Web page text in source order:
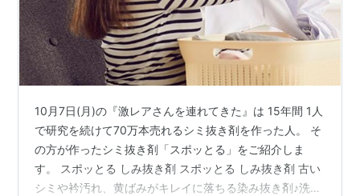
10月7日(月)の『激レアさんを連れてきた』は 15年間 1人
で研究を続けて70万本売れるシミ抜き剤を作った人。 そ
の方が作ったシミ抜き剤「スポッとる」をご紹介しま
す。 スポッとる しみ抜き剤 スポッとる しみ抜き剤 古い
シミや衿汚れ、黄ばみがキレイに落ちる染み抜き剤♪洗濯